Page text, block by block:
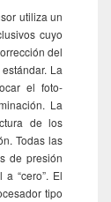
utiliza un
cuyo
del
La
el foto-
La
de los
Todas las
de presión
“cero”. El
tipo